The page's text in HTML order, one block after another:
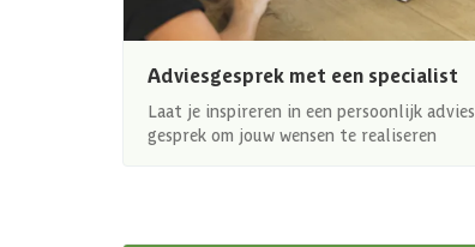
Adviesgesprek met een specialist
Laat je inspireren in een persoonlijk advies
gesprek om jouw wensen te realiseren